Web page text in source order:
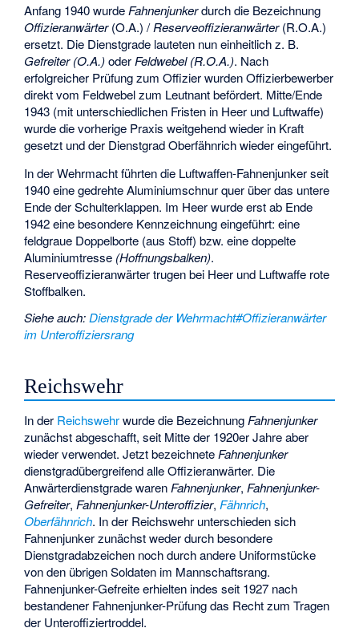
Anfang 1940 wurdeFahnenjunkerdurch die Bezeichnung
Offizieranwärter(O.A.) /Reserveoffizieranwärter(R.O.A.)
ersetzt. Die Dienstgrade lauteten nun einheitlich z. B.
Gefreiter (O.A.)oderFeldwebel (R.O.A.). Nach
erfolgreicher Prüfung zum Offizier wurden Offizierbewerber
direkt vom Feldwebel zum Leutnant befördert. Mitte/Ende
1943 (mit unterschiedlichen Fristen in Heer und Luftwaffe)
wurde die vorherige Praxis weitgehend wieder in Kraft
gesetzt und der Dienstgrad Oberfähnrich wieder eingeführt.
In der Wehrmacht führten die Luftwaffen-Fahnenjunker seit
1940 eine gedrehte Aluminiumschnur quer über das untere
Ende der Schulterklappen. Im Heer wurde erst ab Ende
1942 eine besondere Kennzeichnung eingeführt: eine
feldgraue Doppelborte (aus Stoff) bzw. eine doppelte
Aluminiumtresse (Hoffnungsbalken).
Reserveoffizieranwärter trugen bei Heer und Luftwaffe rote
Stoffbalken.
Siehe auch:Dienstgrade der Wehrmacht#Offizieranwärter
im Unteroffiziersrang
Reichswehr
In der Reichswehrwurde die BezeichnungFahnenjunker
zunächst abgeschafft, seit Mitte der 1920er Jahre aber
wieder verwendet. Jetzt bezeichneteFahnenjunker
dienstgradübergreifend alle Offizieranwärter. Die
Anwärterdienstgrade warenFahnenjunker,Fahnenjunker-
Gefreiter,Fahnenjunker-Unteroffizier,Fähnrich,
Oberfähnrich. In der Reichswehr unterschieden sich
Fahnenjunker zunächst weder durch besondere
Dienstgradabzeichen noch durch andere Uniformstücke
von den übrigen Soldaten im Mannschaftsrang.
Fahnenjunker-Gefreite erhielten indes seit 1927 nach
bestandener Fahnenjunker-Prüfung das Recht zum Tragen
der Unteroffiziertroddel.